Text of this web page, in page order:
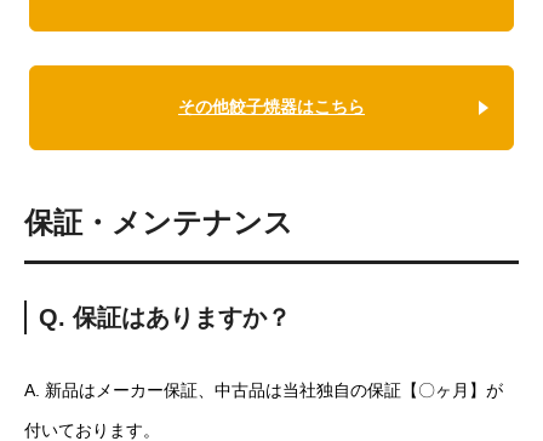
その他餃子焼器はこちら
保証・メンテナンス
Q. 保証はありますか？
A. 新品はメーカー保証、中古品は当社独自の保証【〇ヶ月】が
付いております。